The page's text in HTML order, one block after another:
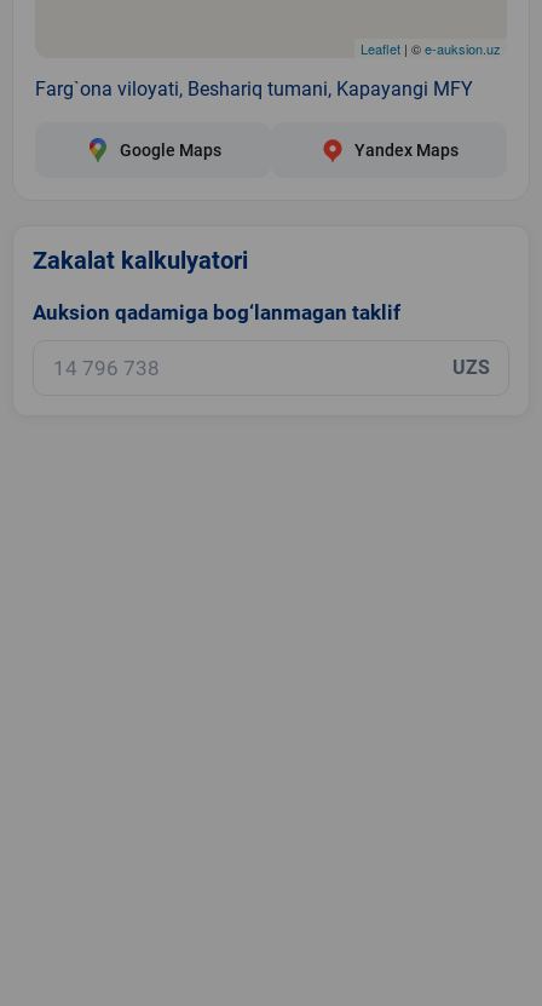
Leaflet | ©e-auksion.uz
Farg`ona viloyati, Beshariq tumani, Kapayangi MFY
Google Maps Yandex Maps
Zakalat kalkulyatori
Auksion qadamiga bog‘lanmagan taklif
UZS